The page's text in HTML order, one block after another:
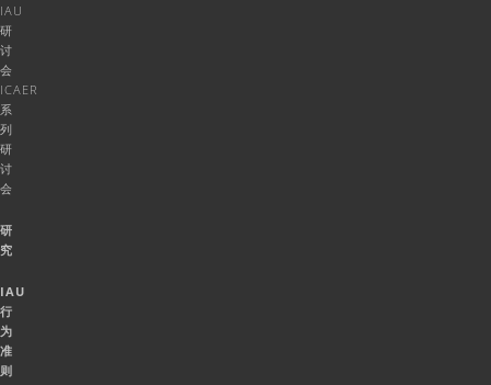
IAU
研
讨
会
ICAER
系
列
研
讨
会
研
究
IAU
行
为
准
则